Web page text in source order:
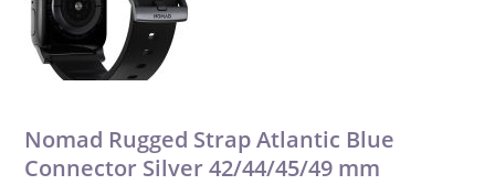
Nomad Rugged Strap Atlantic Blue
Connector Silver 42/44/45/49 mm